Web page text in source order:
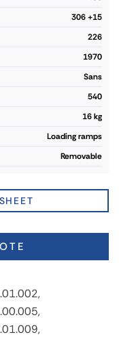
306 +15
226
1970
Sans
540
16 kg
Loading ramps
Removable